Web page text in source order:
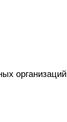
организаций